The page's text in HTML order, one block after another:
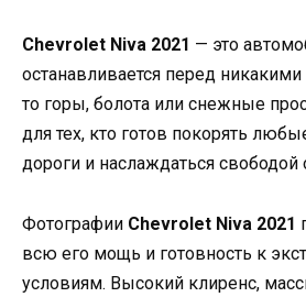
Chevrolet Niva 2021 — это
останавливается перед
то горы, болота или снежные
для тех, кто готов покорять
дороги и наслаждаться свободой
Фотографии Chevrolet Niva 2021
всю его мощь и готовность к
условиям. Высокий клиренс,